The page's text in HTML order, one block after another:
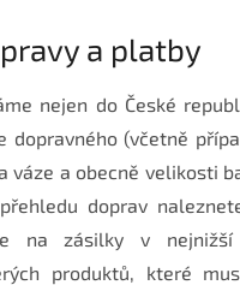
a platby
nejen do České
dopravného (včetně
váze a obecně velikosti
doprav
na zásilky v nejnižší
produktů, které